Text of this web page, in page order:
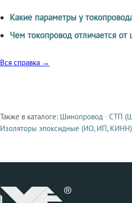
Какие параметры у
Чем токопровод отличается от
Вся справка →
Смежные продукты
Также в каталоге: Шинопровод · СТП
Изоляторы эпоксидные (ИО, ИП, КИНН)